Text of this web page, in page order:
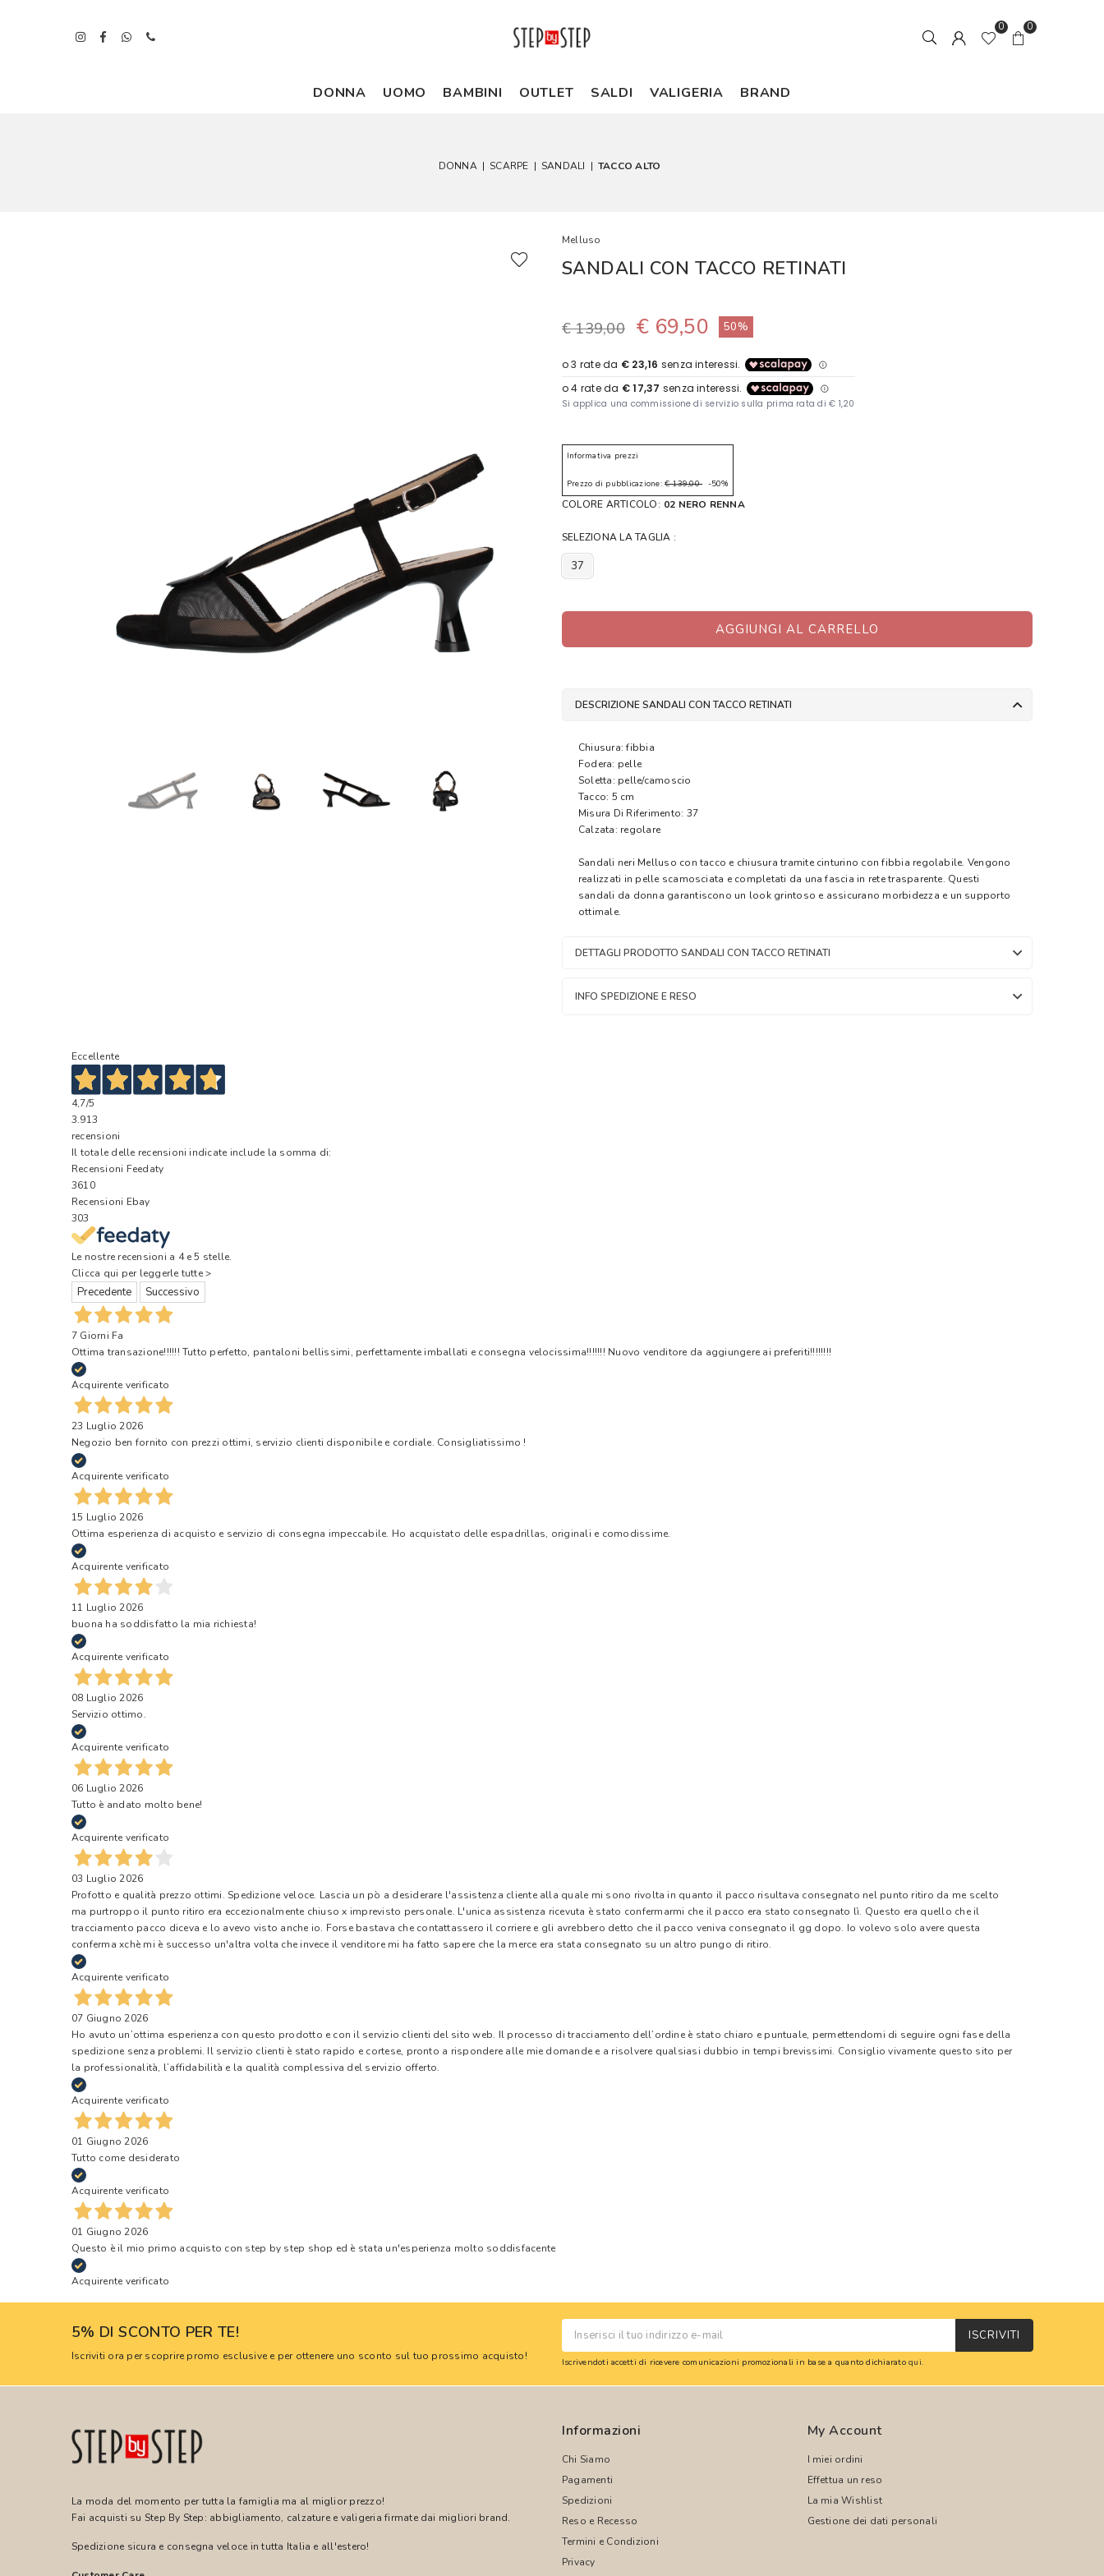
0 0
DONNA UOMO BAMBINI OUTLET SALDI VALIGERIA BRAND
DONNA | SCARPE | SANDALI | TACCO ALTO
Melluso
SANDALI CON TACCO RETINATI
€ 139,00 € 69,50 50%
Informativa prezzi
Prezzo di pubblicazione: € 139,00-50%
COLORE ARTICOLO: 02 NERO RENNA
SELEZIONA LA TAGLIA :
37
AGGIUNGI AL CARRELLO
DESCRIZIONE SANDALI CON TACCO RETINATI
Chiusura: fibbia
Fodera: pelle
Soletta: pelle/camoscio
Tacco: 5 cm
Misura Di Riferimento: 37
Calzata: regolare
Sandali neri Melluso con tacco e chiusura tramite cinturino con fibbia regolabile. Vengono
realizzati in pelle scamosciata e completati da una fascia in rete trasparente. Questi
sandali da donna garantiscono un look grintoso e assicurano morbidezza e un supporto
ottimale.
DETTAGLI PRODOTTO SANDALI CON TACCO RETINATI
INFO SPEDIZIONE E RESO
Eccellente
4,7/5
3.913
recensioni
Il totale delle recensioni indicate include la somma di:
Recensioni Feedaty
3610
Recensioni Ebay
303
Le nostre recensioni a 4 e 5 stelle.
Clicca qui per leggerle tutte >
Precedente Successivo
7 Giorni Fa
Ottima transazione!!!!!! Tutto perfetto, pantaloni bellissimi, perfettamente imballati e consegna velocissima!!!!!!! Nuovo venditore da aggiungere ai preferiti!!!!!!!!
Acquirente verificato
23 Luglio 2026
Negozio ben fornito con prezzi ottimi, servizio clienti disponibile e cordiale. Consigliatissimo !
Acquirente verificato
15 Luglio 2026
Ottima esperienza di acquisto e servizio di consegna impeccabile. Ho acquistato delle espadrillas, originali e comodissime.
Acquirente verificato
11 Luglio 2026
buona ha soddisfatto la mia richiesta!
Acquirente verificato
08 Luglio 2026
Servizio ottimo.
Acquirente verificato
06 Luglio 2026
Tutto è andato molto bene!
Acquirente verificato
03 Luglio 2026
Profotto e qualità prezzo ottimi. Spedizione veloce. Lascia un pò a desiderare l'assistenza cliente alla quale mi sono rivolta in quanto il pacco risultava consegnato nel punto ritiro da me scelto
ma purtroppo il punto ritiro era eccezionalmente chiuso x imprevisto personale. L'unica assistenza ricevuta è stato confermarmi che il pacco era stato consegnato lì. Questo era quello che il
tracciamento pacco diceva e lo avevo visto anche io. Forse bastava che contattassero il corriere e gli avrebbero detto che il pacco veniva consegnato il gg dopo. Io volevo solo avere questa
conferma xchè mi è successo un'altra volta che invece il venditore mi ha fatto sapere che la merce era stata consegnato su un altro pungo di ritiro.
Acquirente verificato
07 Giugno 2026
Ho avuto un’ottima esperienza con questo prodotto e con il servizio clienti del sito web. Il processo di tracciamento dell’ordine è stato chiaro e puntuale, permettendomi di seguire ogni fase della
spedizione senza problemi. Il servizio clienti è stato rapido e cortese, pronto a rispondere alle mie domande e a risolvere qualsiasi dubbio in tempi brevissimi. Consiglio vivamente questo sito per
la professionalità, l’affidabilità e la qualità complessiva del servizio offerto.
Acquirente verificato
01 Giugno 2026
Tutto come desiderato
Acquirente verificato
01 Giugno 2026
Questo è il mio primo acquisto con step by step shop ed è stata un'esperienza molto soddisfacente
Acquirente verificato
5% DI SCONTO PER TE!
Iscriviti ora per scoprire promo esclusive e per ottenere uno sconto sul tuo prossimo acquisto!
ISCRIVITI
Iscrivendoti accetti di ricevere comunicazioni promozionali in base a quanto dichiaratoqui.
La moda del momento per tutta la famiglia ma al miglior prezzo!
Fai acquisti su Step By Step: abbigliamento, calzature e valigeria firmate dai migliori brand.
Spedizione sicura e consegna veloce in tutta Italia e all'estero!
Informazioni
Chi Siamo
Pagamenti
Spedizioni
Reso e Recesso
Termini e Condizioni
Privacy
My Account
I miei ordini
Effettua un reso
La mia Wishlist
Gestione dei dati personali